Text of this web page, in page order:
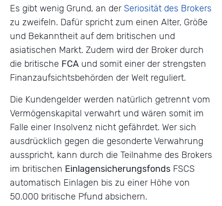
Es gibt wenig Grund, an der Seriosität des Brokers
zu zweifeln. Dafür spricht zum einen Alter, Größe
und Bekanntheit auf dem britischen und
asiatischen Markt. Zudem wird der Broker durch
die britische FCA und somit einer der strengsten
Finanzaufsichtsbehörden der Welt reguliert.
Die Kundengelder werden natürlich getrennt vom
Vermögenskapital verwahrt und wären somit im
Falle einer Insolvenz nicht gefährdet. Wer sich
ausdrücklich gegen die gesonderte Verwahrung
ausspricht, kann durch die Teilnahme des Brokers
im britischen Einlagensicherungsfonds FSCS
automatisch Einlagen bis zu einer Höhe von
50.000 britische Pfund absichern.